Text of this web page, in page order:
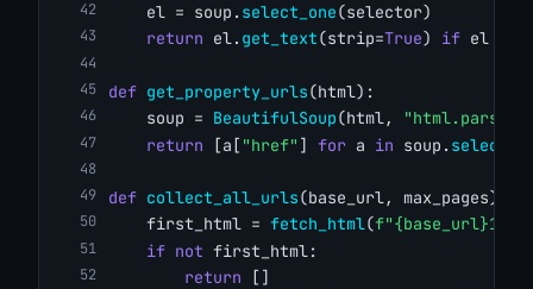
    el = soup.
select_one(selector)
return el. get_text(strip=True) if el
def get_property_urls(html):
    soup =
BeautifulSoup(html, "html.parser"
return [a[ "href" ] for a in soup. select
def collect_all_urls(base_url, max_pages):
    first_html =
fetch_html(f"{base_url}1_p/
if not first_html:
return []